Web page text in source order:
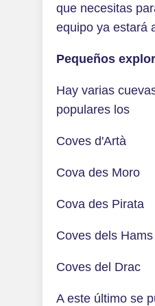
que necesitas
equipo ya estará
Pequeños
Hay varias
populares los
Coves d'Artà
Cova des Moro
Cova des Pirata
Coves dels
Coves del Drac
A este último se